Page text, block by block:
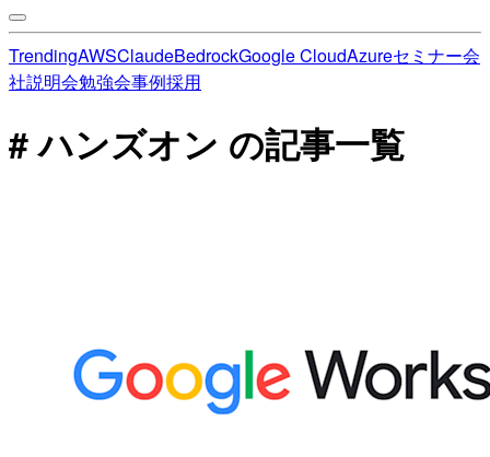
TrendingAWSClaudeBedrockGoogle CloudAzureセミナー会
社説明会勉強会事例採用
# ハンズオン の記事一覧